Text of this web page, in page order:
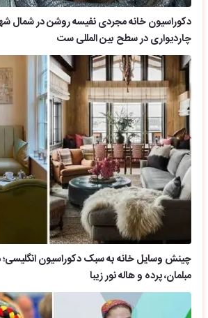
دکوراسیون خانه مجردی نفیسه روشن در شمال
چاردیواری در سطح بین المللی ست
چینش وسایل خانه به سبک دکوراسیون
مبلمان، پرده و هاله نور زیبا